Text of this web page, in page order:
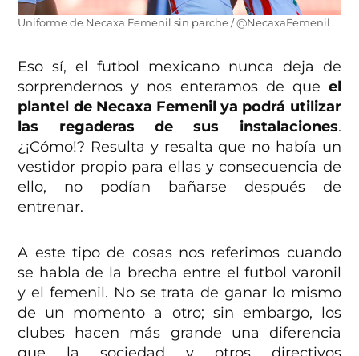
Uniforme de Necaxa Femenil sin parche / @NecaxaFemenil
Eso sí, el futbol mexicano nunca deja de
sorprendernos y nos enteramos de que el
plantel de Necaxa Femenil ya podrá utilizar
las regaderas de sus instalaciones.
¿¡Cómo!? Resulta y resalta que no había un
vestidor propio para ellas y consecuencia de
ello, no podían bañarse después de
entrenar.
A este tipo de cosas nos referimos cuando
se habla de la brecha entre el futbol varonil
y el femenil. No se trata de ganar lo mismo
de un momento a otro; sin embargo, los
clubes hacen más grande una diferencia